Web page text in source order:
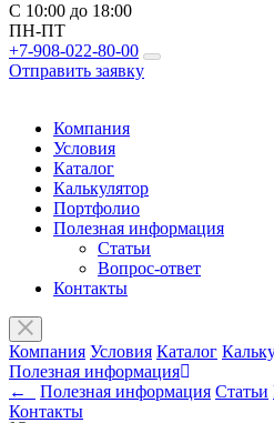
C 10:00 до 18:00
ПН-ПТ
+7-908-022-80-00
Отправить заявку
Компания
Условия
Каталог
Калькулятор
Портфолио
Полезная информация
Статьи
Вопрос-ответ
Контакты
Компания Условия Каталог
Полезная информация
←
Полезная информация Статьи
Контакты